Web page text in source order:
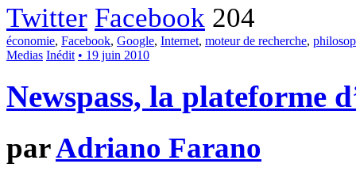
Twitter Facebook 204
économie, Facebook, Google, Internet, moteur de recherche,
Medias Inédit • 19 juin 2010
Newspass, la plateforme
parAdriano Farano